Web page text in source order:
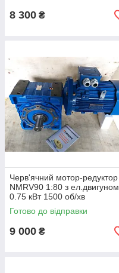
8 300 ₴
Черв'ячний мотор-редуктор
NMRV90 1:80 з ел.двигуном
0.75 кВт 1500 об/хв
Готово до відправки
9 000 ₴